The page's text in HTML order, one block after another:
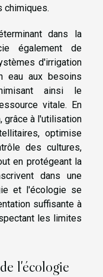
chimiques.
dans la
également de
d'irrigation
eau aux besoins
ainsi le
vitale. En
grâce à l'utilisation
optimise
des cultures,
en protégeant la
dans une
et l'écologie se
suffisante à
les limites
l'écologie